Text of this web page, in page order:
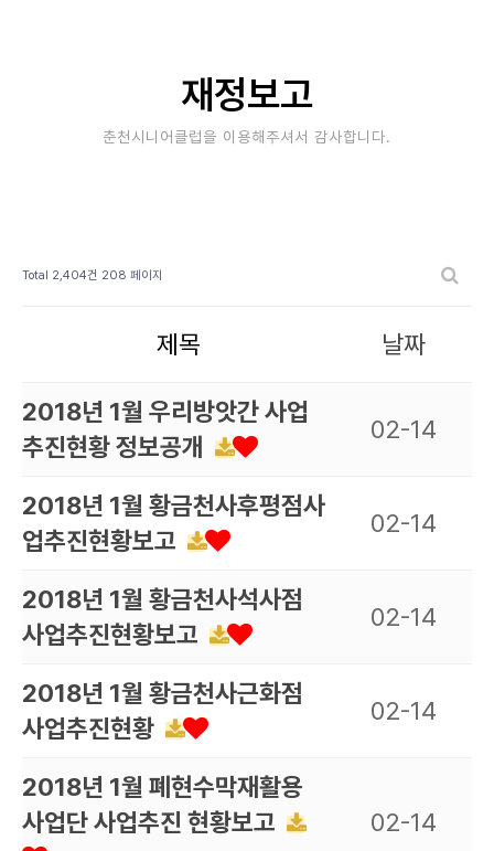
정보공개
자료실(이전자료)
재정보고
춘천시니어클럽을 이용해주셔서 감사합니다.
Total 2,404건 208 페이지
제목 날짜
2018년 1월 우리방앗간 사업
추진현황 정보공개
02-14
2018년 1월 황금천사후평점사
업추진현황보고
02-14
2018년 1월 황금천사석사점
사업추진현황보고
02-14
2018년 1월 황금천사근화점
사업추진현황
02-14
2018년 1월 폐현수막재활용
사업단 사업추진 현황보고
02-14